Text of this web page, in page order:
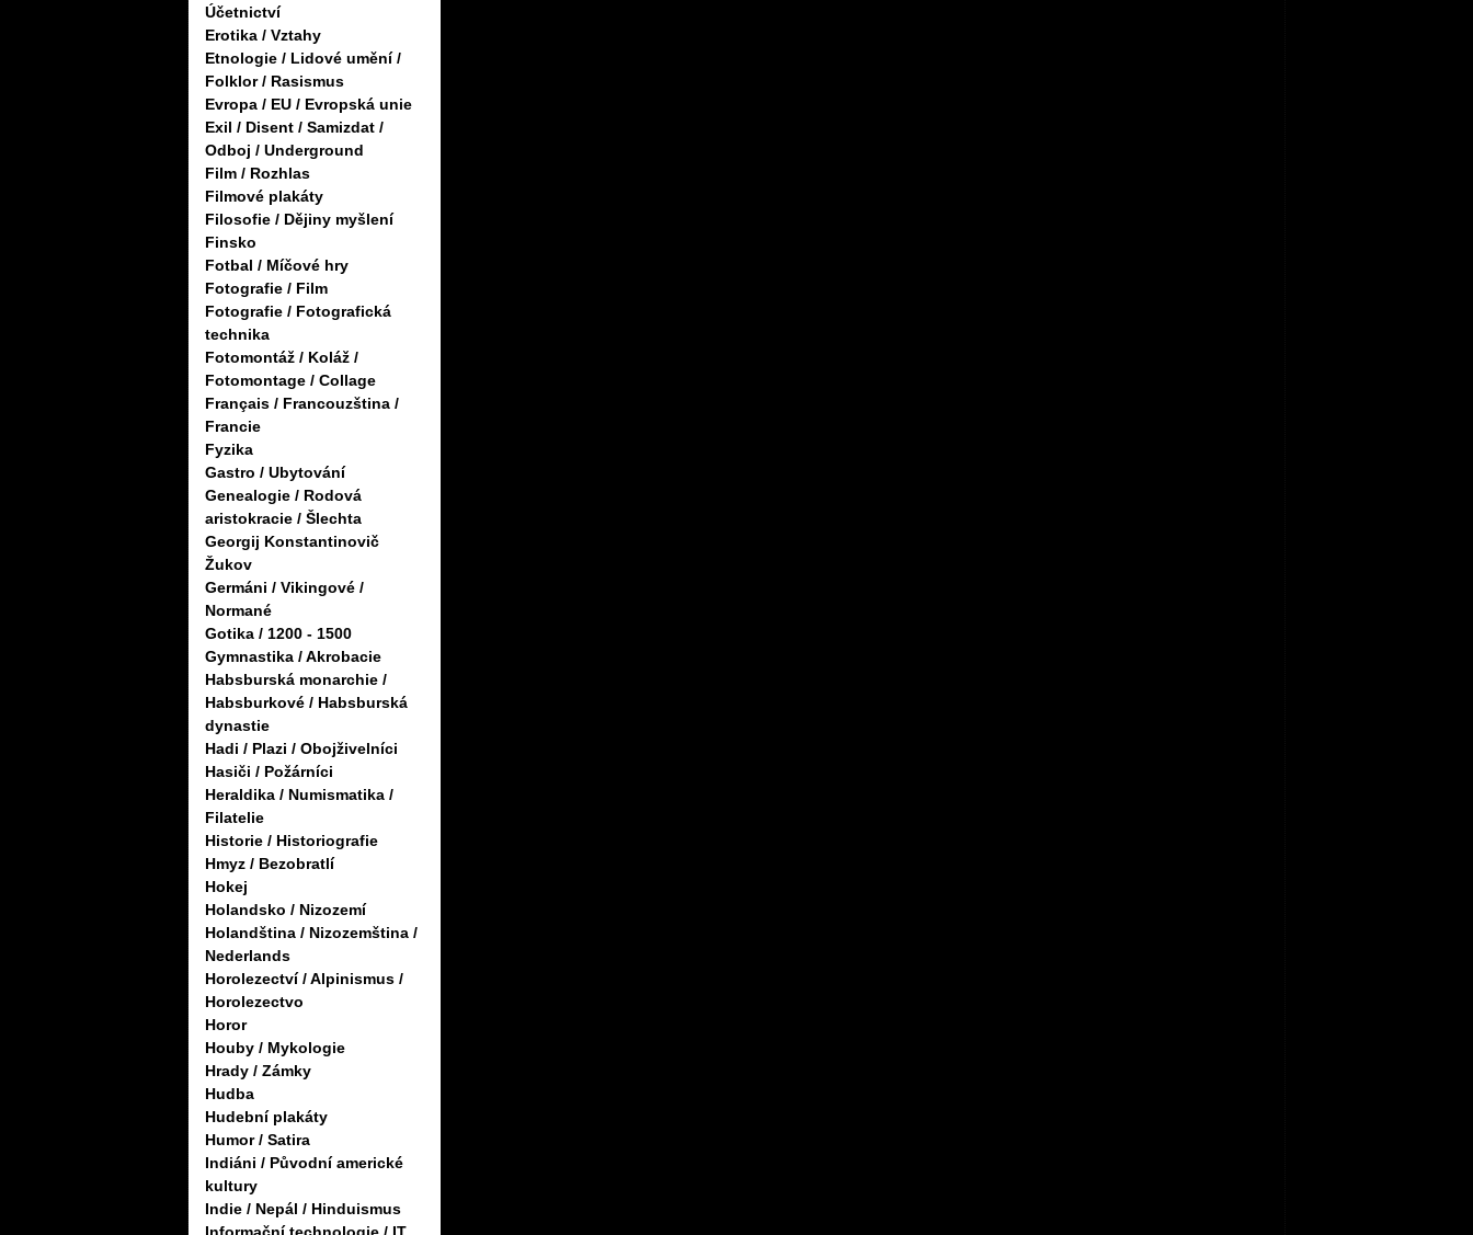
Účetnictví
Erotika / Vztahy
Etnologie / Lidové umění /
Folklor / Rasismus
Evropa / EU / Evropská unie
Exil / Disent / Samizdat /
Odboj / Underground
Film / Rozhlas
Filmové plakáty
Filosofie / Dějiny myšlení
Finsko
Fotbal / Míčové hry
Fotografie / Film
Fotografie / Fotografická
technika
Fotomontáž / Koláž /
Fotomontage / Collage
Français / Francouzština /
Francie
Fyzika
Gastro / Ubytování
Genealogie / Rodová
aristokracie / Šlechta
Georgij Konstantinovič
Žukov
Germáni / Vikingové /
Normané
Gotika / 1200 - 1500
Gymnastika / Akrobacie
Habsburská monarchie /
Habsburkové / Habsburská
dynastie
Hadi / Plazi / Obojživelníci
Hasiči / Požárníci
Heraldika / Numismatika /
Filatelie
Historie / Historiografie
Hmyz / Bezobratlí
Hokej
Holandsko / Nizozemí
Holandština / Nizozemština /
Nederlands
Horolezectví / Alpinismus /
Horolezectvo
Horor
Houby / Mykologie
Hrady / Zámky
Hudba
Hudební plakáty
Humor / Satira
Indiáni / Původní americké
kultury
Indie / Nepál / Hinduismus